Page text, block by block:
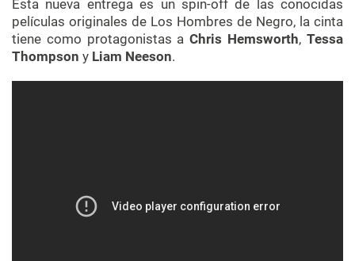
Esta nueva entrega es un spin-off de las conocidas
películas originales de Los Hombres de Negro, la cinta
tiene como protagonistas a Chris Hemsworth,Tessa
Thompson y Liam Neeson.